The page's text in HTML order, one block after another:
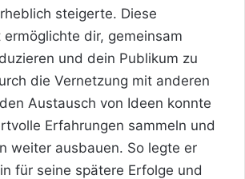
steigerte. Diese
ermöglichte dir, gemeinsam
und dein Publikum zu
die Vernetzung mit anderen
Austausch von Ideen konnte
Erfahrungen sammeln und
weiter ausbauen. So legte er
für seine spätere Erfolge und